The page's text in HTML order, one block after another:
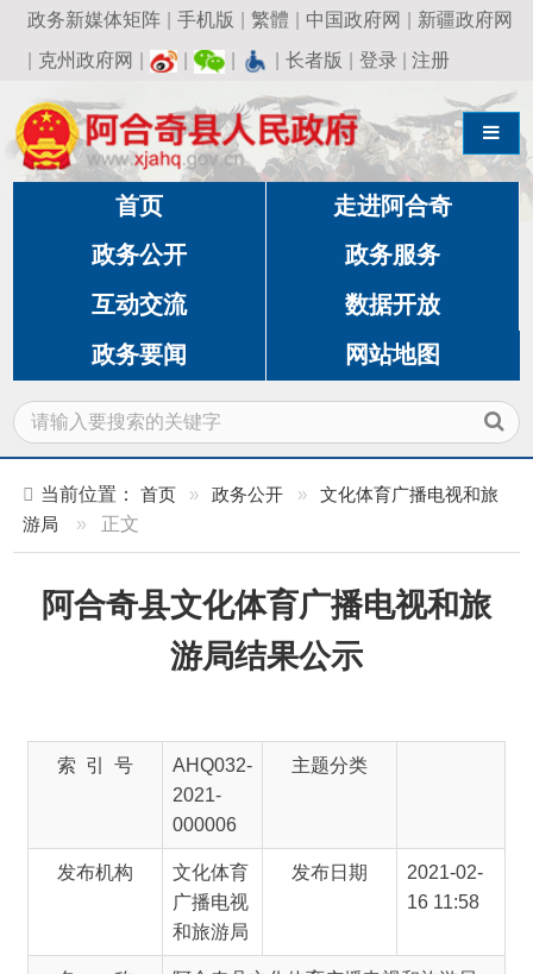
政务新媒体矩阵 | 手机版 繁體 | 中国政府网 | 新疆政府网
克州政府网 | | | 长者版 | 登录|注册
导航切换
首页 走进阿合奇
政务公开 政务服务
互动交流 数据开放
政务要闻 网站地图
游局
» 正文
阿合奇县文化体育广播电视和旅
游局结果公示
AHQ032-
主题分类
发布机构
文化体育
广播电视
和旅游局
发布日期
2021-02-
名 称
阿合奇县文化体育广播电视和旅游局
结果公示
文化体育